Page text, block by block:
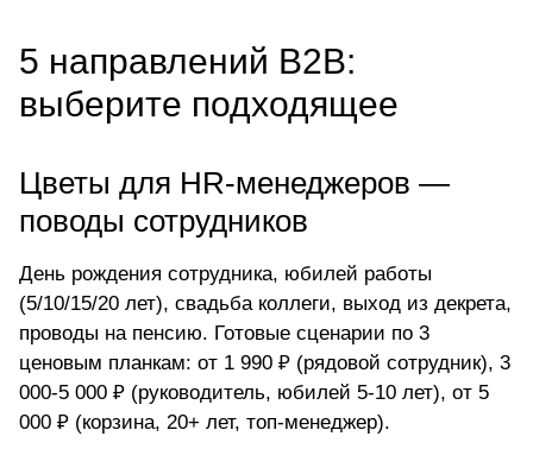
5 направлений B2B:
выберите подходящее
Цветы для HR-менеджеров —
поводы сотрудников
День рождения сотрудника, юбилей работы
(5/10/15/20 лет), свадьба коллеги, выход из декрета,
проводы на пенсию. Готовые сценарии по 3
ценовым планкам: от 1 990 ₽ (рядовой сотрудник), 3
000-5 000 ₽ (руководитель, юбилей 5-10 лет), от 5
000 ₽ (корзина, 20+ лет, топ-менеджер).